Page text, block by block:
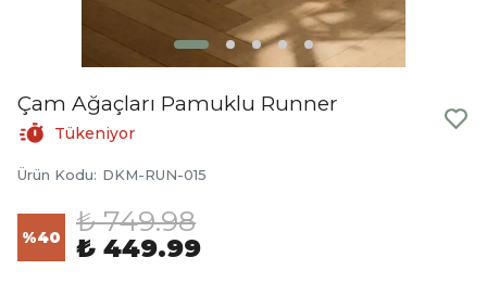
Çam Ağaçları Pamuklu Runner
Tükeniyor
Ürün Kodu: DKM-RUN-015
%40 ₺ 749.98
₺ 449.99